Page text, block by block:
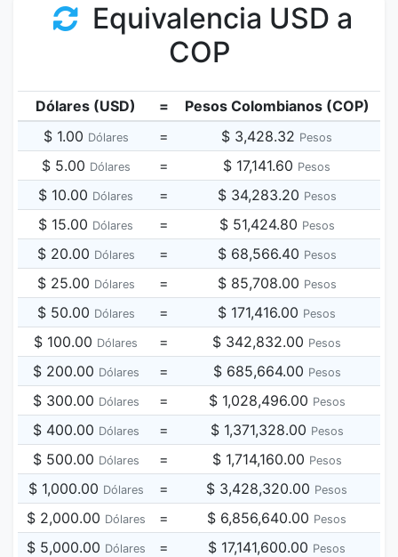
Equivalencia USD a
COP
Dólares (USD) =
Pesos Colombianos (COP)
$ 1.00 Dólares = $ 3,428.32 Pesos
$ 5.00 Dólares = $ 17,141.60 Pesos
$ 10.00 Dólares = $ 34,283.20 Pesos
$ 15.00 Dólares = $ 51,424.80 Pesos
$ 20.00 Dólares = $ 68,566.40 Pesos
$ 25.00 Dólares = $ 85,708.00 Pesos
$ 50.00 Dólares = $ 171,416.00 Pesos
$ 100.00 Dólares = $ 342,832.00 Pesos
$ 200.00 Dólares = $ 685,664.00 Pesos
$ 300.00 Dólares = $ 1,028,496.00 Pesos
$ 400.00 Dólares = $ 1,371,328.00 Pesos
$ 500.00 Dólares = $ 1,714,160.00 Pesos
$ 1,000.00 Dólares = $ 3,428,320.00 Pesos
$ 2,000.00 Dólares = $ 6,856,640.00 Pesos
$ 5,000.00 Dólares = $ 17,141,600.00 Pesos